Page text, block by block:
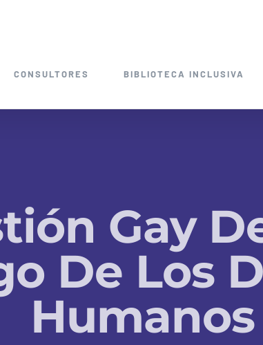
CONSULTORES BIBLIOTECA INCLUSIVA
Gay
De Los
Humanos